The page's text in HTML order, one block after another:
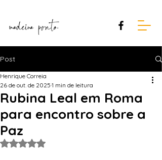
Post
Rubina Leal em Roma
para encontro sobre a
Paz
Henrique Correia
26 de out. de 2025 1 min de leitura
Avaliado com NaN de 5 estrelas.